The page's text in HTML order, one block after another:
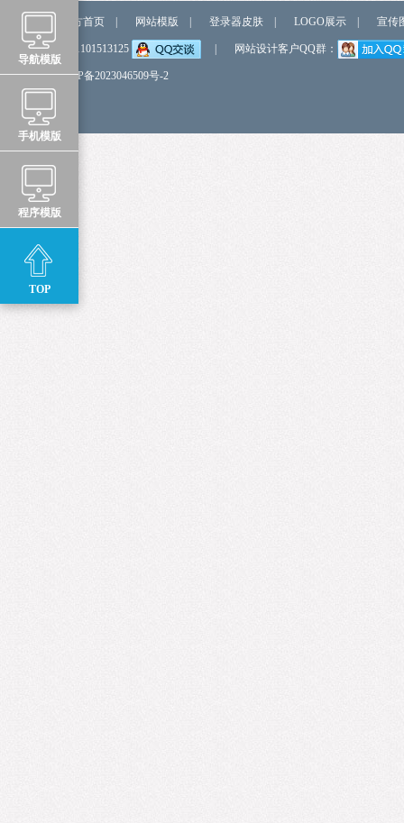
官方首页 网站模版 登录器皮肤 LOGO展示 宣传
弹我QQ QQ:1101513125 网站设计客户QQ群：
备 案 号 鲁ICP备2023046509号-2
导航模版
手机模版
程序模版
TOP